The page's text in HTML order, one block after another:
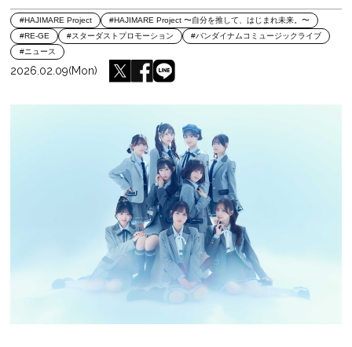
#HAJIMARE Project
#HAJIMARE Project 〜自分を推して、はじまれ未来。〜
#RE-GE
#スターダストプロモーション
#バンダイナムコミュージックライブ
#ニュース
2026.02.09(Mon)